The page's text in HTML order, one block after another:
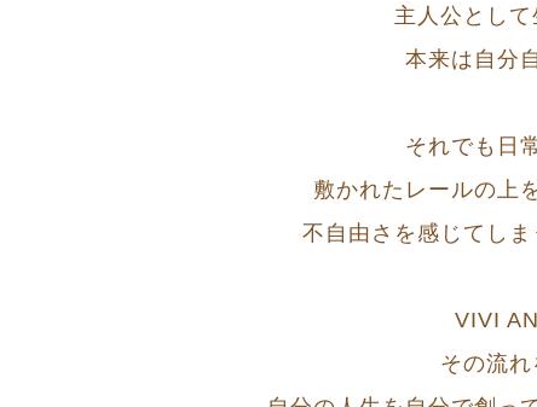
主人公として
本来は自分
それでも日
敷かれたレールの上
不自由さを感じてしま
VIVI AN
その流れ